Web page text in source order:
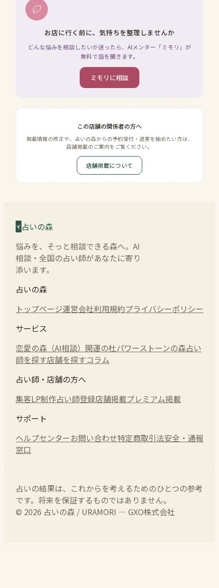
お店に行く前に、気持ちを整理しませんか
どんな悩みを相談したいか迷ったら、AIメンター「ミモリ」が
無料で話を聞きます。
ミモリに相談
この店舗の関係者の方へ
掲載情報の修正や、占いの森からの予約受付・送客を始めたい方は、
店舗掲載のご案内をご覧ください。
店舗掲載について
占いの森
悩みを、そっと相談できる森へ。AI
相談・全国の占い師があなたに寄り
添います。
占いの森
トップページ運営会社利用規約プライバシーポリシー
サービス
恋愛の森（AI相談） 開運の杜パワーストーンの森占い
師を探す店舗を探すコラム
占い師・店舗の方へ
集客LP制作占い師登録店舗掲載プレミアム掲載
サポート
ヘルプセンターお問い合わせ特定商取引法安全・通報
窓口
占いの結果は、これからを考えるためのひとつの参考
です。将来を保証するものではありません。
© 2026 占いの森 / URAMORI — GXO株式会社